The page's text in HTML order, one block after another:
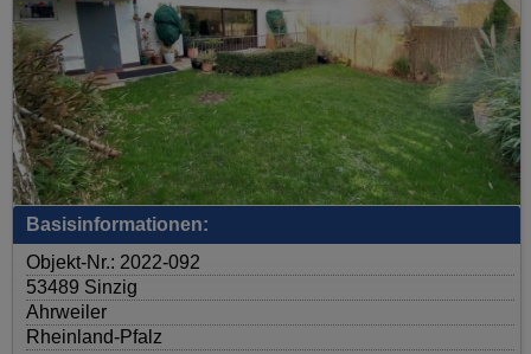
Basisinformationen:
Objekt-Nr.: 2022-092
53489 Sinzig
Ahrweiler
Rheinland-Pfalz